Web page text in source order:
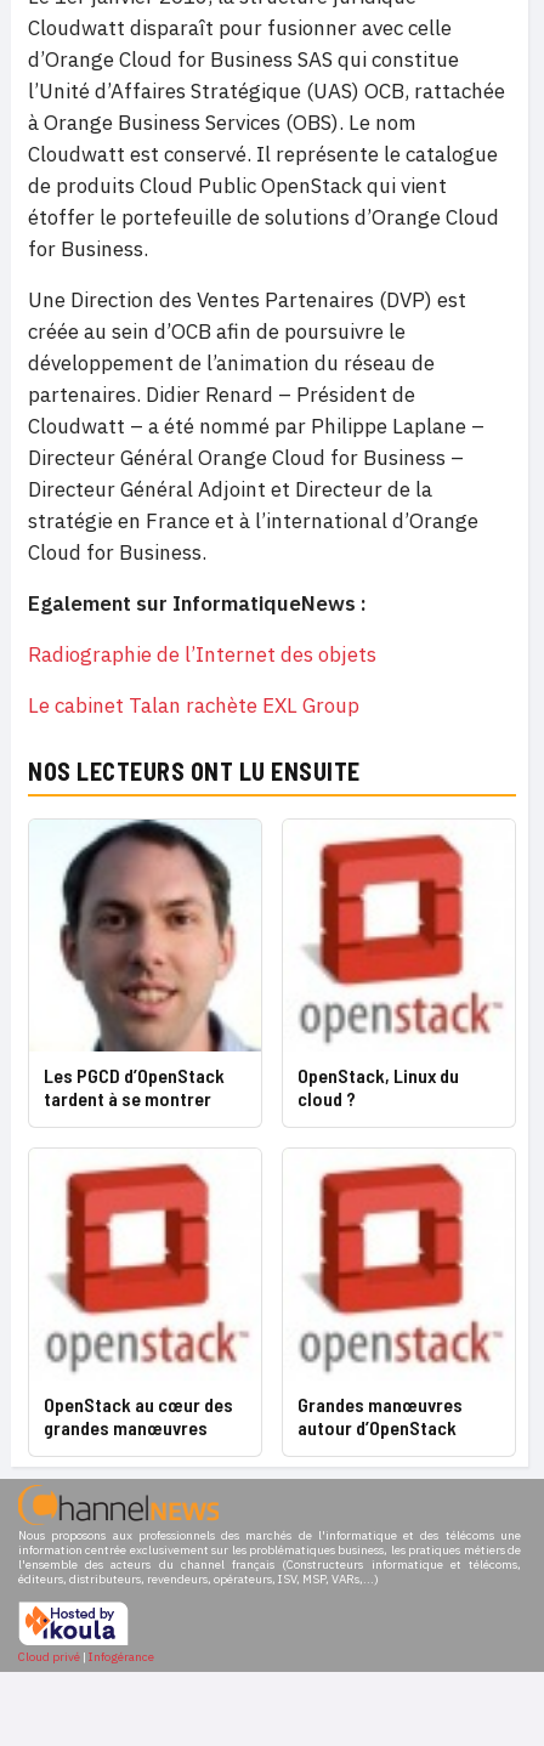
Cloudwatt disparaît pour fusionner avec celle
d’Orange Cloud for Business SAS qui constitue
l’Unité d’Affaires Stratégique (UAS) OCB, rattachée
à Orange Business Services (OBS). Le nom
Cloudwatt est conservé. Il représente le catalogue
de produits Cloud Public OpenStack qui vient
étoffer le portefeuille de solutions d’Orange Cloud
for Business.
Une Direction des Ventes Partenaires (DVP) est
créée au sein d’OCB afin de poursuivre le
développement de l’animation du réseau de
partenaires. Didier Renard – Président de
Cloudwatt – a été nommé par Philippe Laplane –
Directeur Général Orange Cloud for Business –
Directeur Général Adjoint et Directeur de la
stratégie en France et à l’international d’Orange
Cloud for Business.
Egalement sur InformatiqueNews :
Radiographie de l’Internet des objets
Le cabinet Talan rachète EXL Group
NOS LECTEURS ONT LU ENSUITE
Les PGCD d’OpenStack
tardent à se montrer
OpenStack, Linux du
cloud ?
OpenStack au cœur des
grandes manœuvres
Grandes manœuvres
autour d’OpenStack
Nous proposons aux professionnels des marchés de l'informatique et des télécoms une
information centrée exclusivement sur les problématiques business, les pratiques métiers de
l'ensemble des acteurs du channel français (Constructeurs informatique et télécoms,
éditeurs, distributeurs, revendeurs, opérateurs, ISV, MSP, VARs,...)
Cloud privé | Infogérance